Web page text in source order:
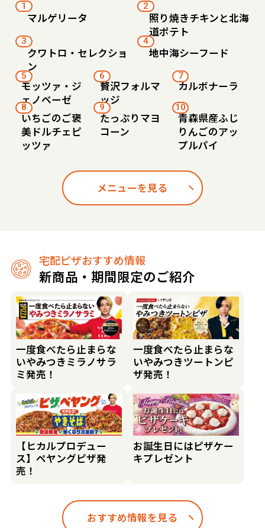
1
マルゲリータ
2
照り焼きチキンと北海
道ポテト
3
クワトロ・セレクショ
ン
4
地中海シーフード
5
モッツァ・ジ
ェノベーゼ
6
贅沢フォルマ
ッジ
7
カルボナーラ
8
いちごのご褒
美ドルチェピ
ッツァ
9
たっぷりマヨ
コーン
10
青森県産ふじ
りんごのアッ
プルパイ
メニューを見る
宅配ピザおすすめ情報
新商品・期間限定のご紹介
一度食べたら止まらな
いやみつきミラノサラ
ミ発売！
一度食べたら止まらな
いやみつきツートンピ
ザ発売！
【ヒカルプロデュー
ス】ペヤングピザ発
売！
お誕生日にはピザケー
キプレゼント
おすすめ情報を見る